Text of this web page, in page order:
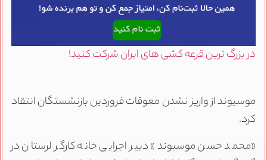
در بزرگ ترین قرعه کشی های ایران شرکت کنید!
موسیوند از واریز نشدن معوقات فروردین بازنشستگان انتقاد
کرد.
«محمد حسن موسیوند» دبیر اجرایی خانه کارگر لرستان در